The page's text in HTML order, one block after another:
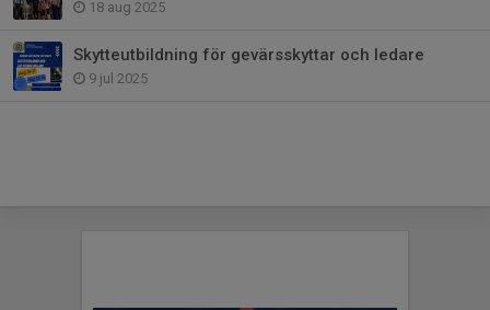
18 aug 2025
Skytteutbildning för gevärsskyttar och ledare
9 jul 2025